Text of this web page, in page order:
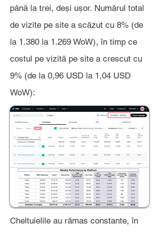
până la trei, deși ușor. Numărul total
de vizite pe site a scăzut cu 8% (de
la 1.380 la 1.269 WoW), în timp ce
costul pe vizită pe site a crescut cu
9% (de la 0,96 USD la 1,04 USD
WoW):
Cheltuielile au rămas constante, în